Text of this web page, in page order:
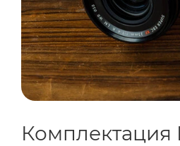
Комплектация